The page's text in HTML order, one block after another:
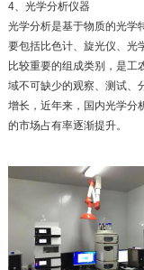
4、光学分析仪器
光学分析是基于物质的光学
要包括比色计、旋光仪、光
比较重要的组成类别，是工
域不可缺少的观察、测试、
增长，近年来，国内光学分
的市场占有率逐渐提升。